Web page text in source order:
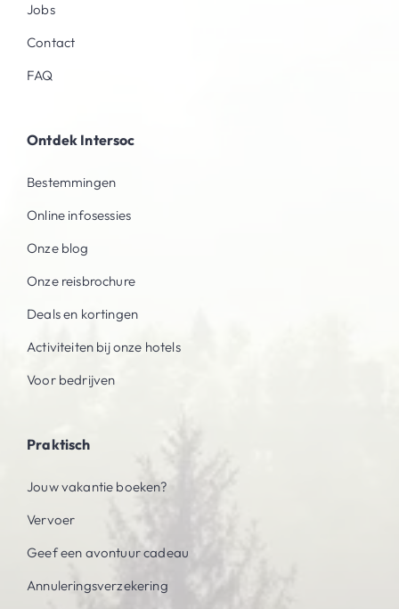
Jobs
Contact
FAQ
Ontdek Intersoc
Bestemmingen
Online infosessies
Onze blog
Onze reisbrochure
Deals en kortingen
Activiteiten bij onze hotels
Voor bedrijven
Praktisch
Jouw vakantie boeken?
Vervoer
Geef een avontuur cadeau
Annuleringsverzekering